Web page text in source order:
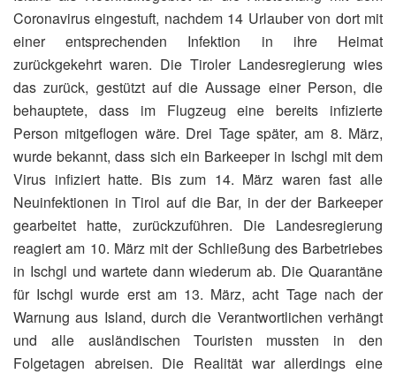
Coronavirus eingestuft, nachdem 14 Urlauber von dort mit
einer entsprechenden Infektion in ihre Heimat
zurückgekehrt waren. Die Tiroler Landesregierung wies
das zurück, gestützt auf die Aussage einer Person, die
behauptete, dass im Flugzeug eine bereits infizierte
Person mitgeflogen wäre. Drei Tage später, am 8. März,
wurde bekannt, dass sich ein Barkeeper in Ischgl mit dem
Virus infiziert hatte. Bis zum 14. März waren fast alle
Neuinfektionen in Tirol auf die Bar, in der der Barkeeper
gearbeitet hatte, zurückzuführen. Die Landesregierung
reagiert am 10. März mit der Schließung des Barbetriebes
in Ischgl und wartete dann wiederum ab. Die Quarantäne
für Ischgl wurde erst am 13. März, acht Tage nach der
Warnung aus Island, durch die Verantwortlichen verhängt
und alle ausländischen Touristen mussten in den
Folgetagen abreisen. Die Realität war allerdings eine